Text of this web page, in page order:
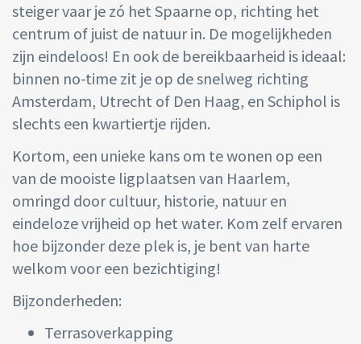
steiger vaar je zó het Spaarne op, richting het
centrum of juist de natuur in. De mogelijkheden
zijn eindeloos! En ook de bereikbaarheid is ideaal:
binnen no-time zit je op de snelweg richting
Amsterdam, Utrecht of Den Haag, en Schiphol is
slechts een kwartiertje rijden.
Kortom, een unieke kans om te wonen op een
van de mooiste ligplaatsen van Haarlem,
omringd door cultuur, historie, natuur en
eindeloze vrijheid op het water. Kom zelf ervaren
hoe bijzonder deze plek is, je bent van harte
welkom voor een bezichtiging!
Bijzonderheden:
Terrasoverkapping